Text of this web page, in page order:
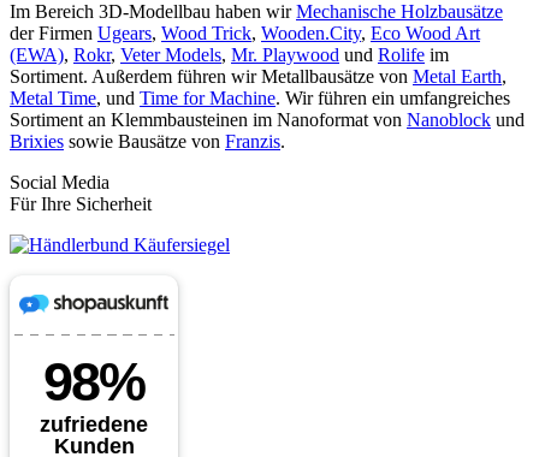
Im Bereich 3D-Modellbau haben wirMechanische Holzbausätze
der Firmen Ugears, Wood Trick, Wooden.City, Eco Wood Art
(EWA), Rokr, Veter Models, Mr. Playwood und Rolife im
Sortiment. Außerdem führen wir Metallbausätze von Metal Earth,
Metal Time, und Time for Machine. Wir führen ein umfangreiches
Sortiment an Klemmbausteinen im Nanoformat von Nanoblock und
Brixies sowie Bausätze von Franzis.
Social Media
Für Ihre Sicherheit